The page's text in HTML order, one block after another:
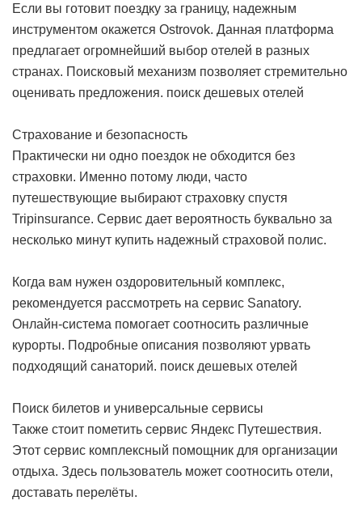
Если вы готовит поездку за границу, надежным
инструментом окажется Ostrovok. Данная платформа
предлагает огромнейший выбор отелей в разных
странах. Поисковый механизм позволяет стремительно
оценивать предложения. поиск дешевых отелей
Страхование и безопасность
Практически ни одно поездок не обходится без
страховки. Именно потому люди, часто
путешествующие выбирают страховку спустя
Tripinsurance. Сервис дает вероятность буквально за
несколько минут купить надежный страховой полис.
Когда вам нужен оздоровительный комплекс,
рекомендуется рассмотреть на сервис Sanatory.
Онлайн-система помогает соотносить различные
курорты. Подробные описания позволяют урвать
подходящий санаторий. поиск дешевых отелей
Поиск билетов и универсальные сервисы
Также стоит пометить сервис Яндекс Путешествия.
Этот сервис комплексный помощник для организации
отдыха. Здесь пользователь может соотносить отели,
доставать перелёты.